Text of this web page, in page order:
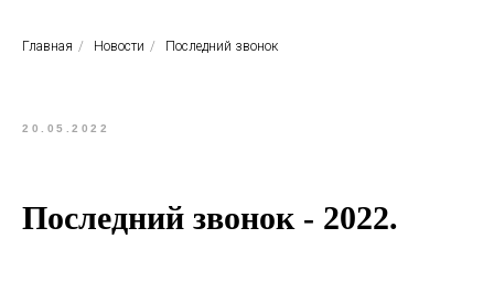
Главная / Новости / Последний звонок
20.05.2022
Последний звонок - 2022.